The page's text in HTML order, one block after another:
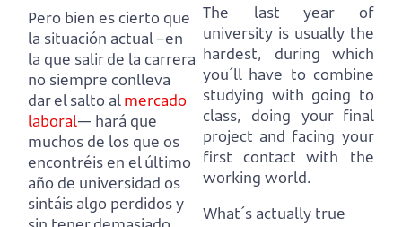
Pero bien es cierto que
la situación actual –en
la que salir de la carrera
no siempre conlleva
dar el salto almercado
laboral— hará que
muchos de los que os
encontréis en el último
año de universidad os
sintáis algo perdidos y
The last year of
university is usually the
hardest,
during which
you´ll have to combine
studying with going to
class,
doing your final
project and facing your
first contact with the
working world.
What´s actually true